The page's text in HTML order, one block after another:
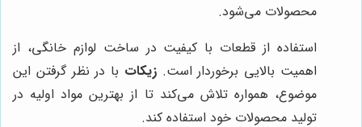
محصولات می‌شود.
استفاده از قطعات با کیفیت در ساخت لوازم خانگی، از
اهمیت بالایی برخوردار است.زیکات با در نظر گرفتن این
موضوع، همواره تلاش می‌کند تا از بهترین مواد اولیه در
تولید محصولات خود استفاده کند.